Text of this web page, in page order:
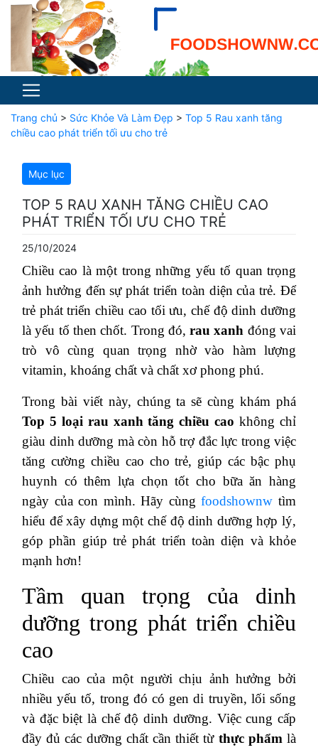
Trang chủ > Sức Khỏe Và Làm Đẹp > Top 5 Rau xanh tăng
chiều cao phát triển tối ưu cho trẻ
Mục lục
TOP 5 RAU XANH TĂNG CHIỀU CAO
PHÁT TRIỂN TỐI ƯU CHO TRẺ
25/10/2024
Chiều cao là một trong những yếu tố quan trọng
ảnh hưởng đến sự phát triển toàn diện của trẻ. Để
trẻ phát triển chiều cao tối ưu, chế độ dinh dưỡng
là yếu tố then chốt. Trong đó,rau xanh đóng vai
trò vô cùng quan trọng nhờ vào hàm lượng
vitamin, khoáng chất và chất xơ phong phú.
Trong bài viết này, chúng ta sẽ cùng khám phá
Top 5 loại rau xanh tăng chiều cao không chỉ
giàu dinh dưỡng mà còn hỗ trợ đắc lực trong việc
tăng cường chiều cao cho trẻ, giúp các bậc phụ
huynh có thêm lựa chọn tốt cho bữa ăn hàng
ngày của con mình. Hãy cùngfoodshownw tìm
hiểu để xây dựng một chế độ dinh dưỡng hợp lý,
góp phần giúp trẻ phát triển toàn diện và khỏe
mạnh hơn!
Tầm quan trọng của dinh
dưỡng trong phát triển chiều
cao
Chiều cao của một người chịu ảnh hưởng bởi
nhiều yếu tố, trong đó có gen di truyền, lối sống
và đặc biệt là chế độ dinh dưỡng. Việc cung cấp
đầy đủ các dưỡng chất cần thiết từ thực phẩm là